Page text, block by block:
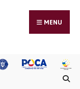
MENU